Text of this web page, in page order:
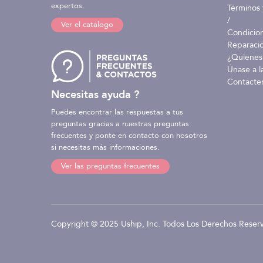
expertos.
Ver el catálogo
Necesitas ayuda ?
Puedes encontrar las respuestas a tus
preguntas gracias a nuestras preguntas
frecuentes y ponte en contacto con nosotros
si necesitas más informaciones.
Ver las preguntas frecuentes
/
Únase a
Copyright © 2025 Uship, Inc. Todos Los Derechos